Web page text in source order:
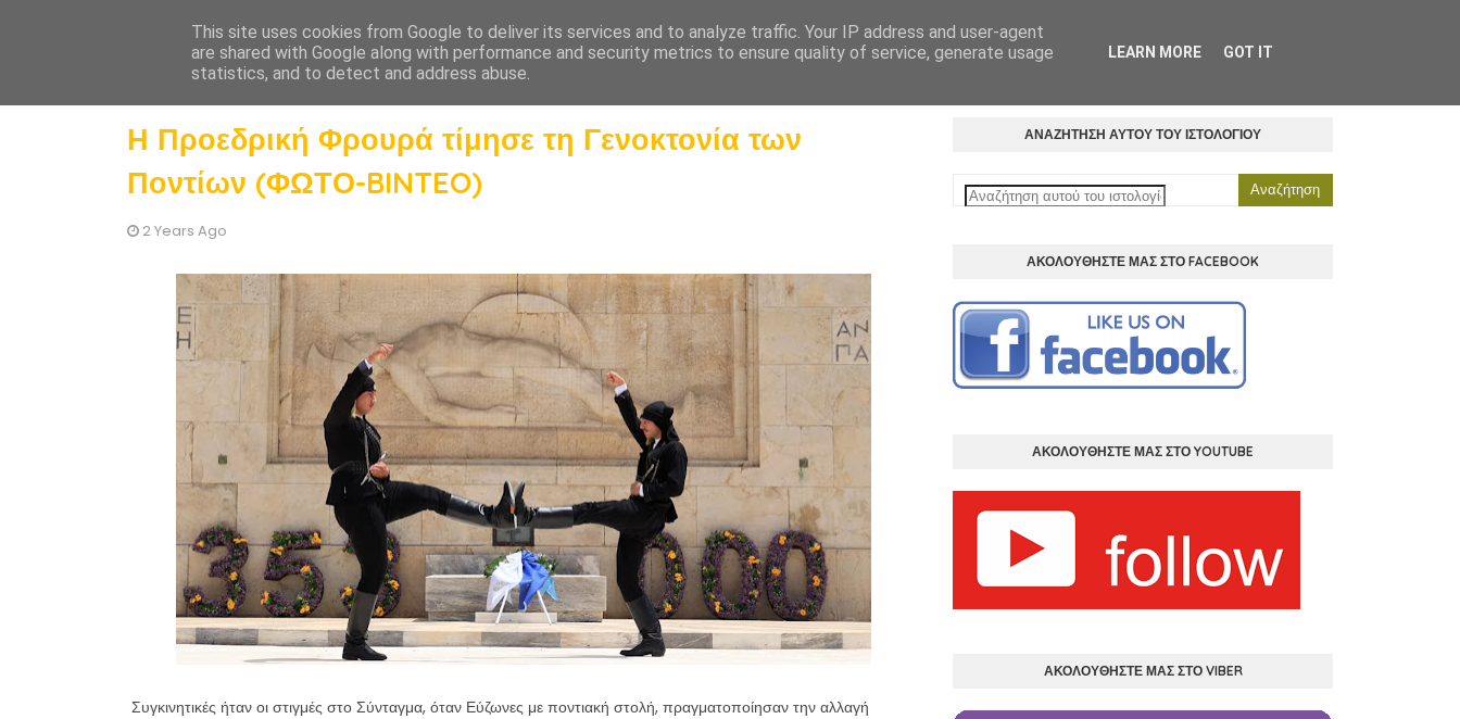
Ένωση Ποντίων Βριλησσίων ΑΡΧΙΚΗ ΠΟΝΤΟΣ ΕΝΩΣΗ ΤΜΗΜΑΤΑ
Η Προεδρική Φρουρά τίμησε τη Γενοκτονία των
Ποντίων (ΦΩΤΟ-BINTEO)
2 Years Ago
Συγκινητικές ήταν οι στιγμές στο Σύνταγμα, όταν Εύζωνες με ποντιακή στολή, πραγματοποίησαν την αλλαγή
ΑΝΑΖΗΤΗΣΗ ΑΥΤΟΥ ΤΟΥ ΙΣΤΟΛΟΓΙΟΥ
ΑΚΟΛΟΥΘΗΣΤΕ ΜΑΣ ΣΤΟ FACEBOOK
ΑΚΟΛΟΥΘΗΣΤΕ ΜΑΣ ΣΤΟ YOUTUBE
ΑΚΟΛΟΥΘΗΣΤΕ ΜΑΣ ΣΤΟ VIBER
This site uses cookies from Google to deliver its services and to analyze traffic. Your IP address and user-agent
are shared with Google along with performance and security metrics to ensure quality of service, generate usage
statistics, and to detect and address abuse.
LEARN MORE GOT IT